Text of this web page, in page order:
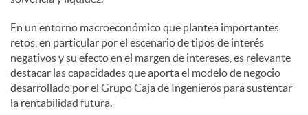
En un entorno macroeconómico que plantea importantes
retos, en particular por el escenario de tipos de interés
negativos y su efecto en el margen de intereses, es relevante
destacar las capacidades que aporta el modelo de negocio
desarrollado por el Grupo Caja de Ingenieros para sustentar
la rentabilidad futura.